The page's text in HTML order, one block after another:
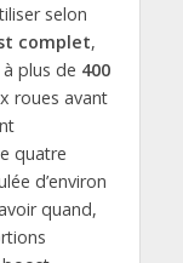
selon
complet,
plus de 400
roues avant
quatre
d’environ
quand,